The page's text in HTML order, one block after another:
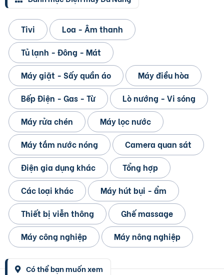
Tivi
Loa - Âm thanh
Tủ lạnh - Đông - Mát
Máy giặt - Sấy quần áo
Máy điều hòa
Bếp Điện - Gas - Từ
Lò nướng - Vi sóng
Máy rửa chén
Máy lọc nước
Máy tắm nước nóng
Camera quan sát
Điện gia dụng khác
Tổng hợp
Các loại khác
Máy hút bụi - ẩm
Thiết bị viễn thông
Ghế massage
Máy công nghiệp
Máy nông nghiệp
Có thể bạn muốn xem